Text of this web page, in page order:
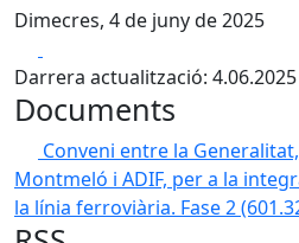
Dimecres, 4 de juny de 2025
Darrera actualització:
Documents
Conveni entre la
Montmeló i ADIF, per a la
la línia ferroviària. Fase 2